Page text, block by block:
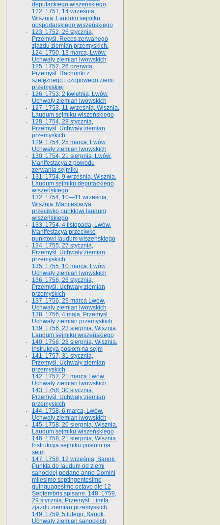
deputackiego wiszeńskiego
122. 1751, 14 września,
Wisznia. Laudum sejmiku
gospodarskiego wiszeńskiego
123. 1752, 26 stycznia,
Przemyśl. Reces zerwanego
zjazdu ziemian przemyskich.
124. 1750, 13 marca, Lwów.
Uchwały ziemian lwowskich
125. 1752, 26 czerwca,
Przemyśl. Rachunki z
szelężnego i czopowego ziemi
przemyskiej
126. 1753, 2 kwietnia, Lwów.
Uchwały ziemian lwowskich
127. 1753, 11 września, Wisznia.
Laudum sejmiku wiszeńskiego
128. 1754, 28 stycznia,
Przemyśl. Uchwały ziemian
przemyskich
129. 1754, 25 marca, Lwów.
Uchwały ziemian lwowskich
130. 1754, 21 sierpnia, Lwów.
Manifestacya z powodu
zerwania sejmiku
131. 1754, 9 września, Wisznia.
Laudum sejmiku deputackiego
wiszeńskiego
132. 1754, 10—11 września,
Wisznia. Manifestacya
przeciwko punktowi laudum
wiszeńskiego
133. 1754, 4 listopada, Lwów.
Manifestacya przeciwko
punktowi laudum wiszeńskiego
134. 1755, 27 stycznia,
Przemyśl. Uchwały ziemian
przemyskich
135. 1755, 10 marca, Lwów.
Uchwały ziemian lwowskich
136. 1756, 26 stycznia,
Przemyśl. Uchwały ziemian
przemyskich
137. 1756, 29 marca Lwów.
Uchwały ziemian lwowskich
138. 1756, 4 maja, Przemyśl.
Uchwały ziemian przemyskich.
139. 1756, 23 sierpnia, Wisznia.
Laudum sejmiku wiszeńskiego
140. 1756, 23 sierpnia, Wisznia.
Instrukcya posłom na sejm
141. 1757, 31 stycznia,
Przemyśl. Uchwały ziemian
przemyskich
142. 1757, 21 marca Lwów.
Uchwały ziemian lwowskich
143. 1758, 30 stycznia,
Przemyśl. Uchwały ziemian
przemyskich
144. 1758, 6 marca, Lwów.
Uchwały ziemian lwowskich
145. 1758, 20 sierpnia, Wisznia.
Laudum sejmiku wiszeńskiego
146. 1758, 21 sierpnia, Wisznia.
Instrukcya sejmiku posłom na
sejm
147. 1758, 12 września, Sanok.
Punkta do laudum od ziemi
sanockiej podane anno Domini
milesimo septingentesimo
quinquagesimo octavo die 12
Septembris spisane. 148. 1759,
29 stycznia, Przemyśl. Limita
zjazdu ziemian przemyskich
149. 1759, 5 lutego, Sanok.
Uchwały ziemian sanockich